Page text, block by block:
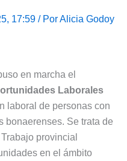
17:59 / PorAlicia Godoy
en marcha el
Laborales
laboral de personas con
bonaerenses. Se trata de
provincial
en el ámbito